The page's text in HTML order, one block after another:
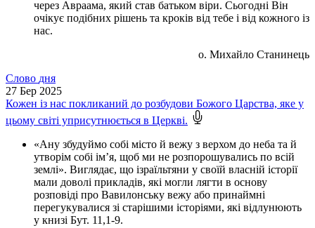
через Авраама, який став батьком віри. Сьогодні Він
очікує подібних рішень та кроків від тебе і від кожного із
нас.
о. Михайло Станинець
Слово дня
27 Бер 2025
Кожен із нас покликаний до розбудови Божого Царства, яке у
цьому світі уприсутнюється в Церкві.
«Ану збудуймо собі місто й вежу з верхом до неба та й
утворім собі ім’я, щоб ми не розпорошувались по всій
землі». Виглядає, що ізраїльтяни у своїй власній історії
мали доволі прикладів, які могли лягти в основу
розповіді про Вавилонську вежу або принаймні
перегукувалися зі старішими історіями, які відлунюють
у книзі Бут. 11,1-9.